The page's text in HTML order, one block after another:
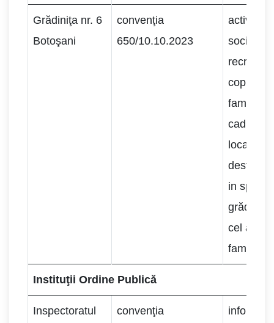
Grădiniţa nr. 6
Botoşani
convenţia
650/10.10.2023
activităţi
recreere
copii
familiilor
cadrul
locale,
in spațiul
cel al
familiale.
Instituţii Ordine Publică
Inspectoratul
convenţia